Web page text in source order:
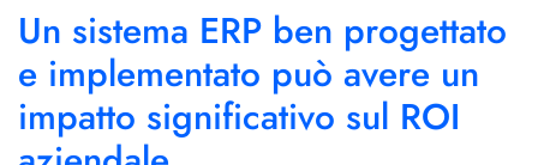
Un sistema ERP ben progettato
e implementato può avere un
impatto significativo sul ROI